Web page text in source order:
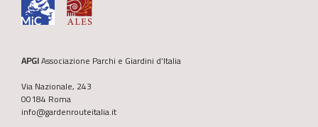
APGIAssociazione Parchi e Giardini d’Italia
Via Nazionale, 243
00184 Roma
info@gardenrouteitalia.it